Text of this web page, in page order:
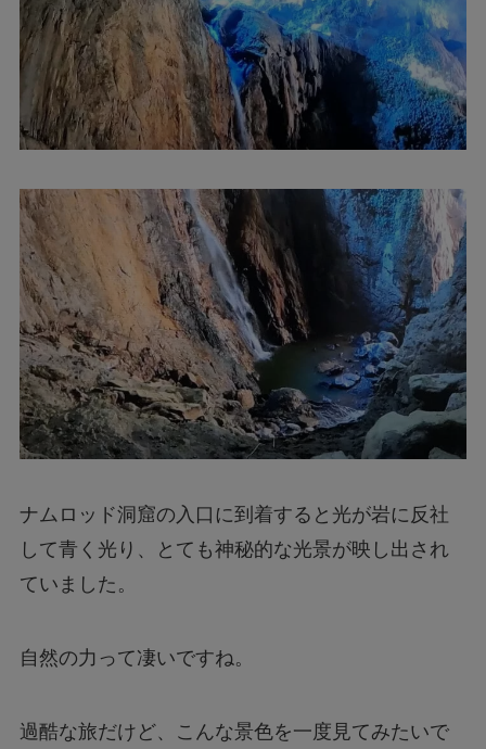
ナムロッド洞窟の入口に到着すると光が岩に反社
して青く光り、とても神秘的な光景が映し出され
ていました。
自然の力って凄いですね。
過酷な旅だけど、こんな景色を一度見てみたいで